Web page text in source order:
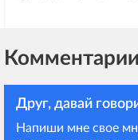
Комментарии
Друг, давай
Напиши мне свое